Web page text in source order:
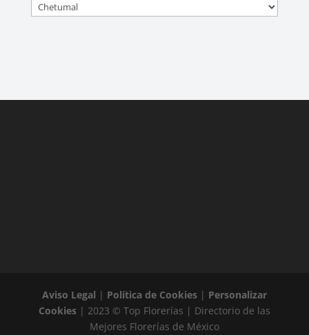
Aviso Legal | Política de Cookies| Personalizar
Cookies| 2023 © Top Florerías | Directorio de las
Mejores Florerías de México